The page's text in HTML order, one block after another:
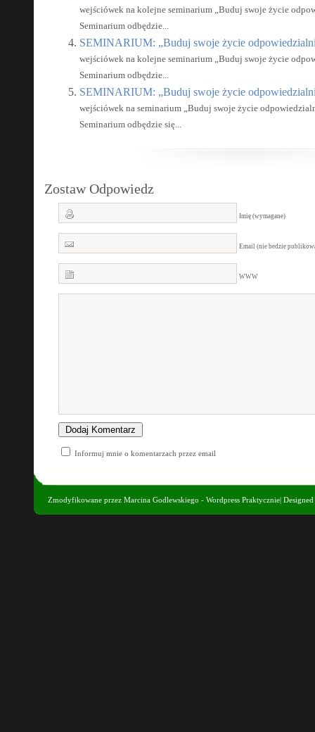
wejściówek na kolejne seminarium „Buduj swoje życie
Seminarium odbędzie...
SEMINARIUM: „Buduj swoje życie
wejściówek na kolejne seminarium „Buduj swoje życie
Seminarium odbędzie...
SEMINARIUM: „Buduj swoje życie
wejściówek na seminarium „Buduj swoje życie
Seminarium odbędzie się...
Zostaw Odpowiedz
Imię (wymagane)
Email (nie bedzie
WWW
Informuj mnie o komentarzach przez email
Zmodyfikowane przez Marcina Godlewskiego - Wordpress Praktycznie|